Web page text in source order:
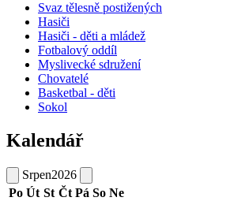
Svaz tělesně postižených
Hasiči
Hasiči - děti a mládež
Fotbalový oddíl
Myslivecké sdružení
Chovatelé
Basketbal - děti
Sokol
Kalendář
Srpen2026
Po Út St Čt Pá So Ne